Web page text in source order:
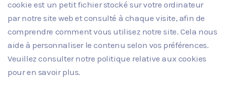
cookie est un petit fichier stocké sur votre ordinateur
par notre site web et consulté à chaque visite, afin de
comprendre comment vous utilisez notre site. Cela nous
aide à personnaliser le contenu selon vos préférences.
Veuillez consulter notre politique relative aux cookies
pour en savoir plus.